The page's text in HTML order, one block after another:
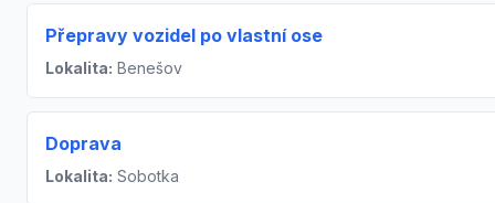
Přepravy vozidel po vlastní ose
Lokalita: Benešov
Doprava
Lokalita: Sobotka